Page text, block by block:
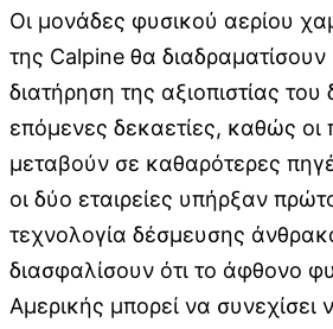
Οι μονάδες φυσικού αερίου
της Calpine θα
διατήρηση της αξιοπιστίας του
επόμενες δεκαετίες, καθώς οι
μεταβούν σε καθαρότερες
οι δύο εταιρείες υπήρξαν
τεχνολογία δέσμευσης
διασφαλίσουν ότι το άφθονο
Αμερικής μπορεί να συνεχίσει